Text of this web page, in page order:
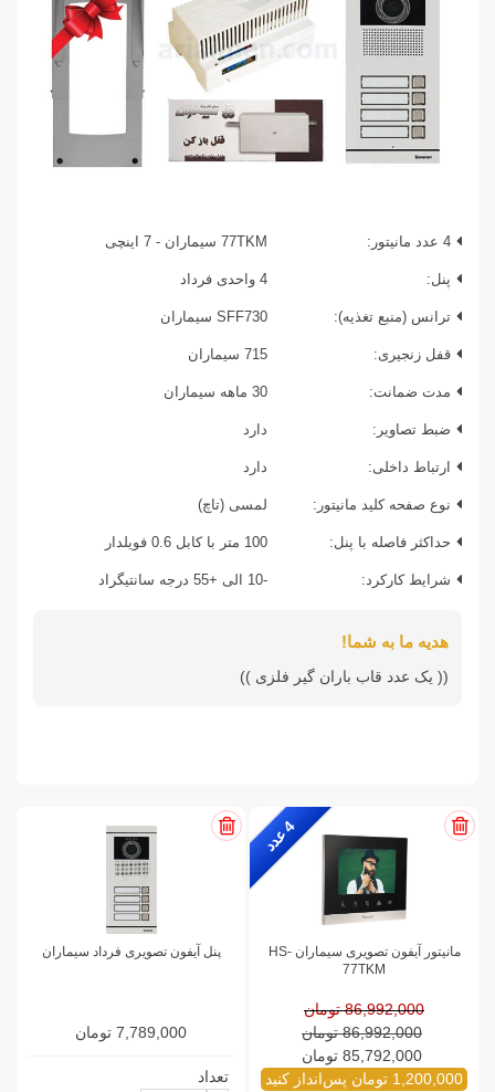
4 عدد مانیتور: 77TKM سیماران - 7 اینچی
پنل: 4 واحدی فرداد
ترانس (منبع تغذیه): SFF730 سیماران
قفل زنجیری: 715 سیماران
مدت ضمانت: 30 ماهه سیماران
ضبط تصاویر: دارد
ارتباط داخلی: دارد
نوع صفحه کلید مانیتور: لمسی (تاچ)
حداکثر فاصله با پنل: 100 متر با کابل 0.6 فویلدار
شرایط کارکرد: -10 الی +55 درجه سانتیگراد
هدیه ما به شما!
(( یک عدد قاب باران گیر فلزی ))
4ع
د
د
مانیتور آیفون تصویری سیماران HS-
77TKM
86,992,000 تومان
86,992,000 تومان
85,792,000 تومان
1,200,000 تومان پس‌انداز کنید
پنل آیفون تصویری فرداد سیماران
7,789,000 تومان
تعداد